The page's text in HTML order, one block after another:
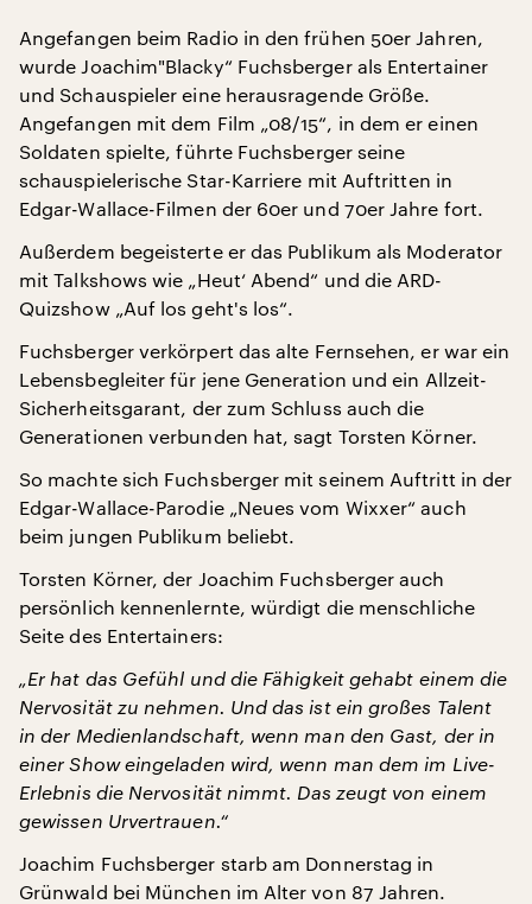
Angefangen beim Radio in den frühen 50er Jahren,
wurde Joachim"Blacky“ Fuchsberger als Entertainer
und Schauspieler eine herausragende Größe.
Angefangen mit dem Film „08/15“, in dem er einen
Soldaten spielte, führte Fuchsberger seine
schauspielerische Star-Karriere mit Auftritten in
Edgar-Wallace-Filmen der 60er und 70er Jahre fort.
Außerdem begeisterte er das Publikum als Moderator
mit Talkshows wie „Heut‘ Abend“ und die ARD-
Quizshow „Auf los geht's los“.
Fuchsberger verkörpert das alte Fernsehen, er war ein
Lebensbegleiter für jene Generation und ein Allzeit-
Sicherheitsgarant, der zum Schluss auch die
Generationen verbunden hat, sagt Torsten Körner.
So machte sich Fuchsberger mit seinem Auftritt in der
Edgar-Wallace-Parodie „Neues vom Wixxer“ auch
beim jungen Publikum beliebt.
Torsten Körner, der Joachim Fuchsberger auch
persönlich kennenlernte, würdigt die menschliche
Seite des Entertainers:
„Er hat das Gefühl und die Fähigkeit gehabt einem die
Nervosität zu nehmen. Und das ist ein großes Talent
in der Medienlandschaft, wenn man den Gast, der in
einer Show eingeladen wird, wenn man dem im Live-
Erlebnis die Nervosität nimmt. Das zeugt von einem
gewissen Urvertrauen.“
Joachim Fuchsberger starb am Donnerstag in
Grünwald bei München im Alter von 87 Jahren.